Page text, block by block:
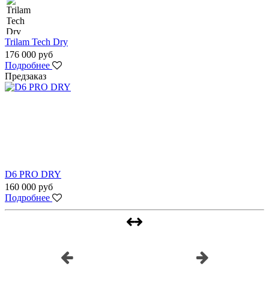
Trilam Tech Dry
176 000 руб
Подробнее
Предзаказ
D6 PRO DRY
160 000 руб
Подробнее